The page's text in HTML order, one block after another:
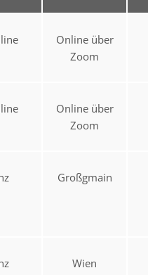
Online über
Zoom
Online über
Zoom
Großgmain
Wien